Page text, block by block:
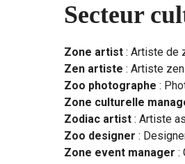
Secteur
Zone artist : Artiste de
Zen artiste : Artiste zen
Zoo photographe :
Zone culturelle
Zodiac artist : Artiste
Zoo designer :
Zone event manager :